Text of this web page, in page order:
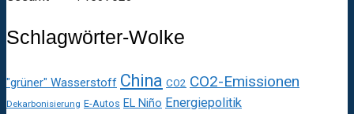
Schlagwörter-Wolke
"grüner" Wasserstoff China CO2 CO2-Emissionen
Dekarbonisierung E-Autos EL Niño Energiepolitik